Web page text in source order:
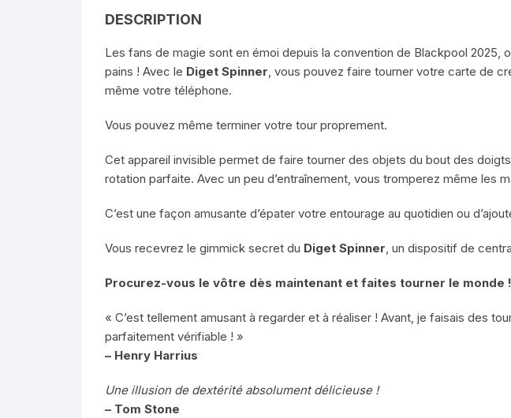
DESCRIPTION
Les fans de magie sont en émoi depuis la convention de Blackpool 2025,
pains ! Avec le Diget Spinner, vous pouvez faire tourner votre carte de
même votre téléphone.
Vous pouvez même terminer votre tour proprement.
Cet appareil invisible permet de faire tourner des objets du bout des
rotation parfaite. Avec un peu d’entraînement, vous tromperez même les
C’est une façon amusante d’épater votre entourage au quotidien ou
Vous recevrez le gimmick secret du Diget Spinner, un dispositif de
Procurez-vous le vôtre dès maintenant et faites tourner le monde !
« C’est tellement amusant à regarder et à réaliser ! Avant, je faisais des
parfaitement vérifiable ! »
– Henry Harrius
Une illusion de dextérité absolument délicieuse !
– Tom Stone